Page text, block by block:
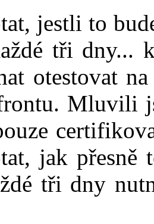
jestli to
tři dny...
otestovat
Mluvili
jak
tři dny